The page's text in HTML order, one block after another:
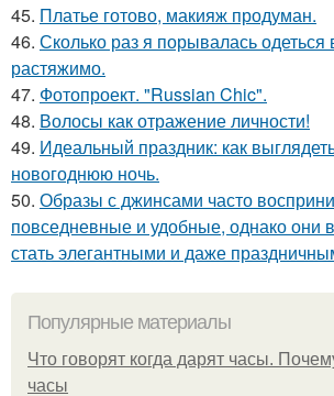
45. Платье готово, макияж продуман.
46. Сколько раз я порывалась одеться
растяжимо.
47. Фотопроект. "Russian Chic".
48. Волосы как отражение личности!
49. Идеальный праздник: как
новогоднюю ночь.
50. Образы с джинсами часто
повседневные и удобные, однако они
стать элегантными и даже
Популярные материалы
Что говорят когда дарят часы.
часы